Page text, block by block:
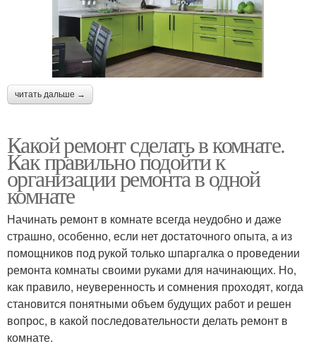
читать дальше →
Какой ремонт сделать в комнате.
Как правильно подойти к
организации ремонта в одной
комнате
Начинать ремонт в комнате всегда неудобно и даже
страшно, особенно, если нет достаточного опыта, а из
помощников под рукой только шпаргалка о проведении
ремонта комнаты своими руками для начинающих. Но,
как правило, неуверенность и сомнения проходят, когда
становится понятными объем будущих работ и решен
вопрос, в какой последовательности делать ремонт в
комнате.